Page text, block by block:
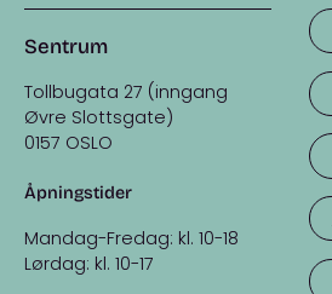
Sentrum
Tollbugata 27 (inngang
Øvre Slottsgate)
0157 OSLO
Åpningstider
Mandag-Fredag: kl. 10-18
Lørdag: kl. 10-17